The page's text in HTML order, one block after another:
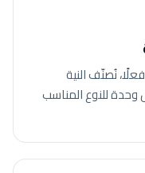
نُصنّف النية
وحدة للنوع المناسب